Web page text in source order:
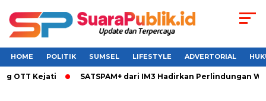
HOME POLITIK SUMSEL LIFESTYLE ADVERTORIAL
Kejati SATSPAM+ dari IM3 Hadirkan Perlindungan